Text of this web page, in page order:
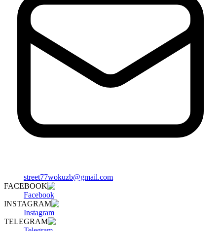
street77wokuzb@gmail.com
FACEBOOK
Facebook
INSTAGRAM
Instagram
TELEGRAM